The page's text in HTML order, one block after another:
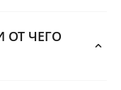
ОТ ЧЕГО